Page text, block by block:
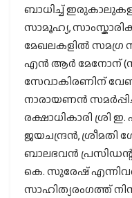
ബാധിച്ച്
സാമൂഹ്യ,
മേഖലകളിൽ
എൻ ആർ മേനോന്
സേവാകിരണിന്
നാരായണൻ
രക്ഷാധികാരി
ജയചന്ദ്രൻ, ശ്രീമതി
ബാലഭവൻ പ്രസിഡന്റ്
കെ. സുരേഷ്
സാഹിത്യരംഗത്ത്